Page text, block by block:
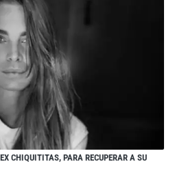
CHIQUITITAS, PARA RECUPERAR A SU